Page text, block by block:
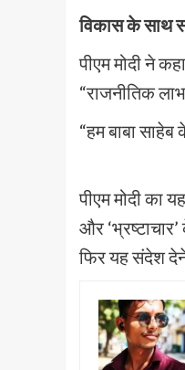
विकास के साथ
पीएम मोदी ने
“राजनीतिक
“हम बाबा
पीएम मोदी का
और
फिर यह संदेश